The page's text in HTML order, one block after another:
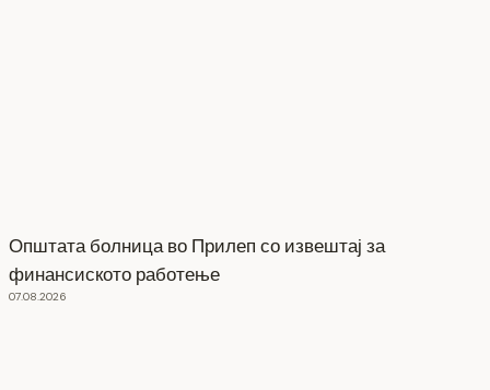
Општата болница во Прилеп со извештај за
финансиското работење
07.08.2026